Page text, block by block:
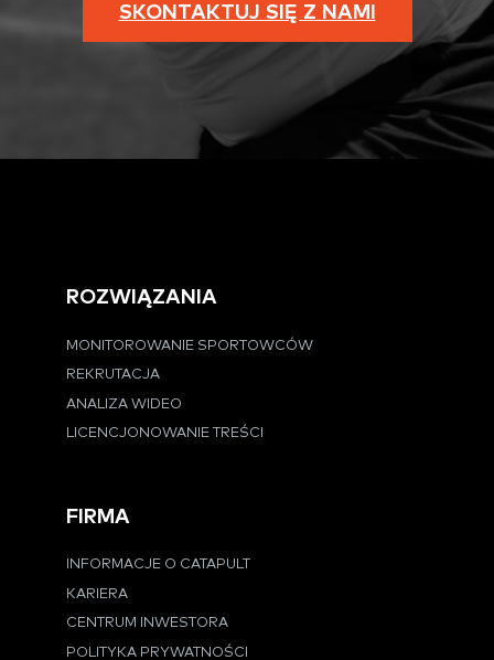
SKONTAKTUJ SIĘ Z NAMI
ROZWIĄZANIA
MONITOROWANIE SPORTOWCÓW
REKRUTACJA
ANALIZA WIDEO
LICENCJONOWANIE TREŚCI
FIRMA
INFORMACJE O CATAPULT
KARIERA
CENTRUM INWESTORA
POLITYKA PRYWATNOŚCI